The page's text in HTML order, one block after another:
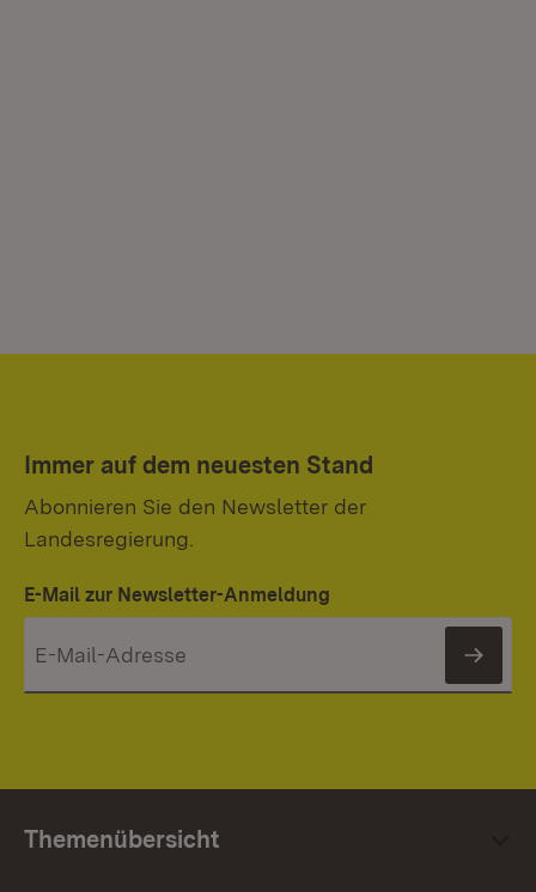
Immer auf dem neuesten Stand
Abonnieren Sie den Newsletter der
Landesregierung.
E-Mail zur Newsletter-Anmeldung
Themenübersicht